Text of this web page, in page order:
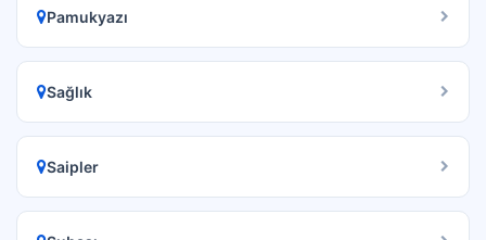
Pamukyazı
Sağlık
Saipler